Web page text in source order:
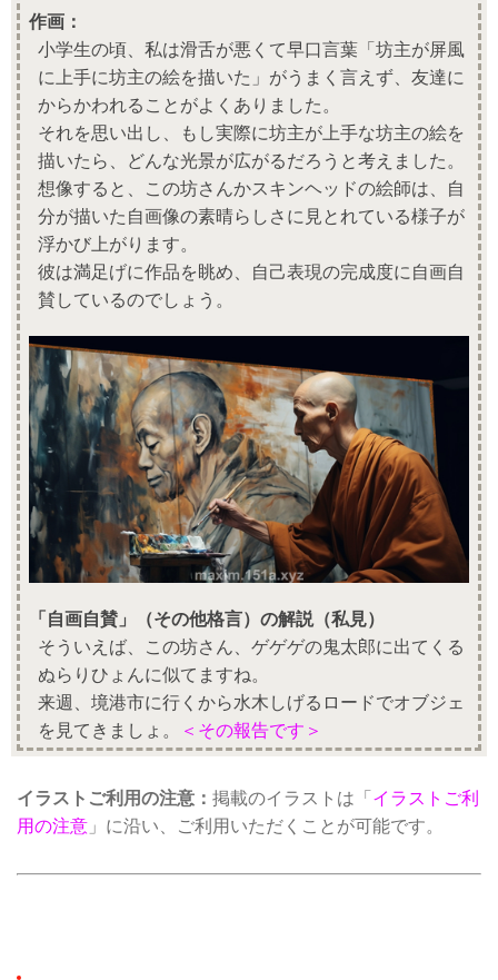
作画：
小学生の頃、私は滑舌が悪くて早口言葉「坊主が屏風
に上手に坊主の絵を描いた」がうまく言えず、友達に
からかわれることがよくありました。
それを思い出し、もし実際に坊主が上手な坊主の絵を
描いたら、どんな光景が広がるだろうと考えました。
想像すると、この坊さんかスキンヘッドの絵師は、自
分が描いた自画像の素晴らしさに見とれている様子が
浮かび上がります。
彼は満足げに作品を眺め、自己表現の完成度に自画自
賛しているのでしょう。
「自画自賛」（その他格言）の解説（私見）
そういえば、この坊さん、ゲゲゲの鬼太郎に出てくる
ぬらりひょんに似てますね。
来週、境港市に行くから水木しげるロードでオブジェ
を見てきましょ。
＜その報告です＞
イラストご利用の注意： 掲載のイラストは「 イラストご利
用の注意 」に沿い、ご利用いただくことが可能です。